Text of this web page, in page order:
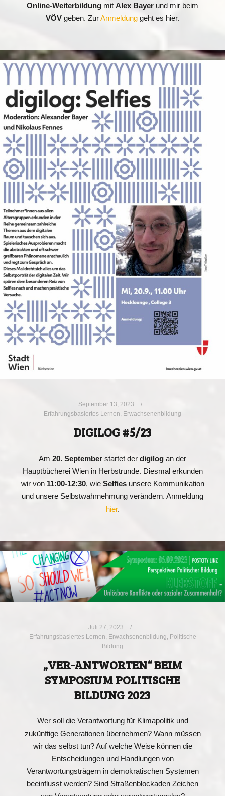
Online-Weiterbildung mit Alex Bayer und mir beim
VÖV geben. ZurAnmeldung geht es hier.
September 13, 2023
Erfahrungsbasiertes Lernen
Erwachsenenbildung
DIGILOG #5/23
Am 20. September startet der digilog an der
Hauptbücherei Wien in Herbstrunde. Diesmal erkunden
wir von 11:00-12:30, wie Selfiesunsere Kommunikation
und unsere Selbstwahrnehmung verändern. Anmeldung
hier.
Juli 27, 2023
Erfahrungsbasiertes Lernen
Erwachsenenbildung
Politische
Bildung
„VER-ANTWORTEN“ BEIM
SYMPOSIUM POLITISCHE
BILDUNG 2023
Wer soll die Verantwortung für Klimapolitik und
zukünftige Generationen übernehmen? Wann müssen
wir das selbst tun? Auf welche Weise können die
Entscheidungen und Handlungen von
Verantwortungsträgern in demokratischen Systemen
beeinflusst werden? Sind Straßenblockaden Zeichen